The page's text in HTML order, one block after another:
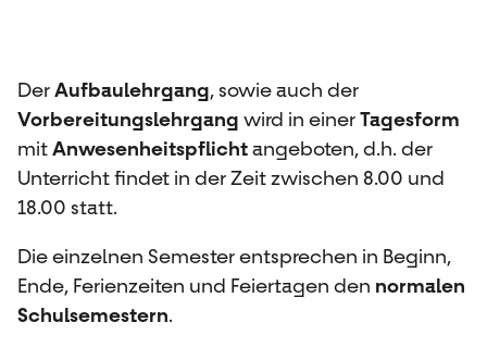
DerAufbaulehrgang, sowie auch der
Vorbereitungslehrgang wird in einerTagesform
mitAnwesenheitspflichtangeboten, d.h. der
Unterricht findet in der Zeit zwischen 8.00 und
18.00 statt.
Die einzelnen Semester entsprechen in Beginn,
Ende, Ferienzeiten und Feiertagen den normalen
Schulsemestern.